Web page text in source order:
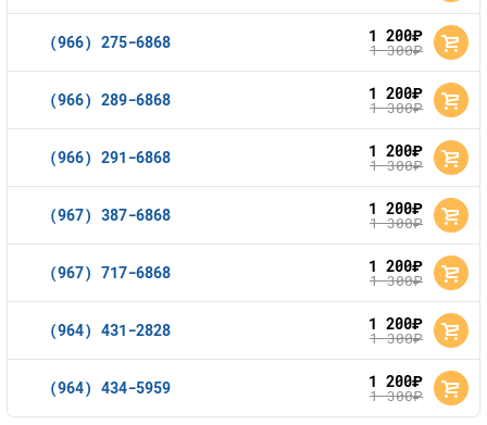
(966) 275-6868 1 200руб.
1 300руб.
(966) 289-6868 1 200руб.
1 300руб.
(966) 291-6868 1 200руб.
1 300руб.
(967) 387-6868 1 200руб.
1 300руб.
(967) 717-6868 1 200руб.
1 300руб.
(964) 431-2828 1 200руб.
1 300руб.
(964) 434-5959 1 200руб.
1 300руб.